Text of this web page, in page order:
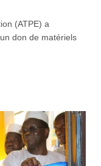
(ATPE) a
don de matériels